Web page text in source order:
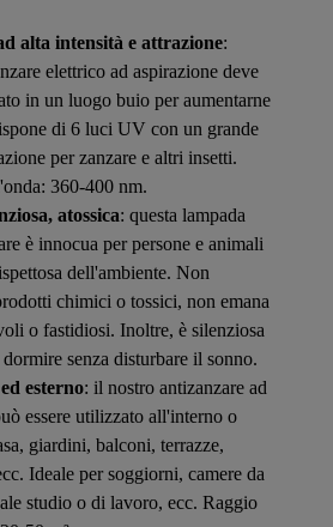
alta intensità e attrazione:
elettrico ad aspirazione deve
in un luogo buio per aumentarne
di 6 luci UV con un grande
per zanzare e altri insetti.
360-400 nm.
atossica: questa lampada
è innocua per persone e animali
dell'ambiente. Non
chimici o tossici, non emana
o fastidiosi. Inoltre, è silenziosa
senza disturbare il sonno.
esterno: il nostro antizanzare ad
essere utilizzato all'interno o
giardini, balconi, terrazze,
Ideale per soggiorni, camere da
studio o di lavoro, ecc. Raggio